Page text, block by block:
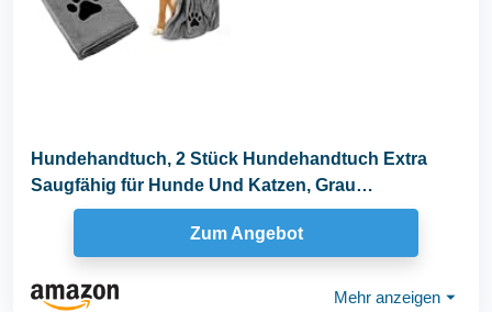
Hundehandtuch, 2 Stück Hundehandtuch Extra
Saugfähig für Hunde Und Katzen, Grau
Schnelltrocknend...
Zum Angebot
Mehr anzeigen ⏷